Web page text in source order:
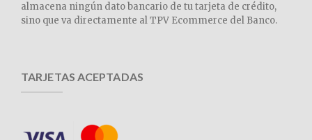
almacena ningún dato bancario de tu tarjeta de crédito,
sino que va directamente al TPV Ecommerce del Banco.
TARJETAS ACEPTADAS